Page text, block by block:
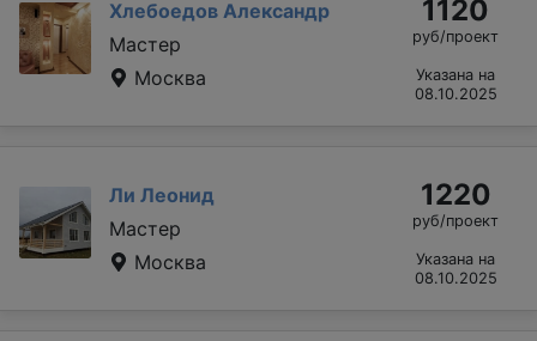
Хлебоедов Александр
Мастер
Москва
1120
руб/проект
Указана на
08.10.2025
Ли Леонид
Мастер
Москва
1220
руб/проект
Указана на
08.10.2025